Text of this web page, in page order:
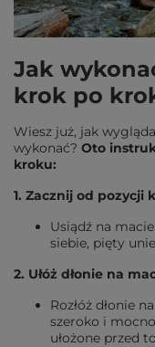
Jak
krok po
Wiesz już, jak
wykonać? Oto
kroku:
1. Zacznij od pozycji
Usiądź na
siebie, pięty
2. Ułóż dłonie na
Rozłóż dłonie
szeroko i
ułożone przed